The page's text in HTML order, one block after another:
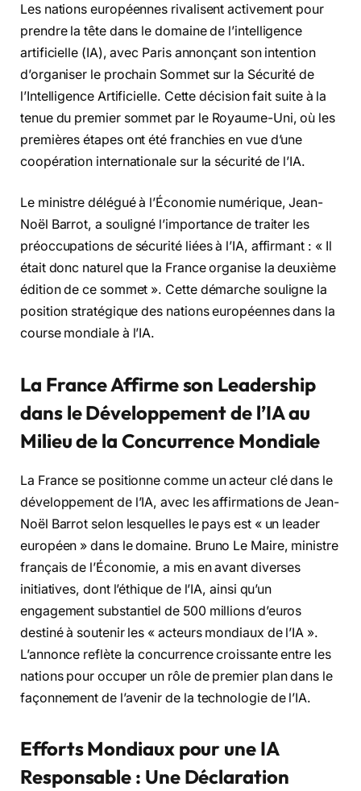
Les nations européennes rivalisent activement pour
prendre la tête dans le domaine de l’intelligence
artificielle (IA), avec Paris annonçant son intention
d’organiser le prochain Sommet sur la Sécurité de
l’Intelligence Artificielle. Cette décision fait suite à la
tenue du premier sommet par le Royaume-Uni, où les
premières étapes ont été franchies en vue d’une
coopération internationale sur la sécurité de l’IA.
Le ministre délégué à l’Économie numérique, Jean-
Noël Barrot, a souligné l’importance de traiter les
préoccupations de sécurité liées à l’IA, affirmant : « Il
était donc naturel que la France organise la deuxième
édition de ce sommet ». Cette démarche souligne la
position stratégique des nations européennes dans la
course mondiale à l’IA.
La France Affirme son Leadership
dans le Développement de l’IA au
Milieu de la Concurrence Mondiale
La France se positionne comme un acteur clé dans le
développement de l’IA, avec les affirmations de Jean-
Noël Barrot selon lesquelles le pays est « un leader
européen » dans le domaine. Bruno Le Maire, ministre
français de l’Économie, a mis en avant diverses
initiatives, dont l’éthique de l’IA, ainsi qu’un
engagement substantiel de 500 millions d’euros
destiné à soutenir les « acteurs mondiaux de l’IA ».
L’annonce reflète la concurrence croissante entre les
nations pour occuper un rôle de premier plan dans le
façonnement de l’avenir de la technologie de l’IA.
Efforts Mondiaux pour une IA
Responsable : Une Déclaration